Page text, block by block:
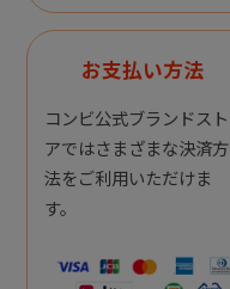
お支払い方法
コンビ公式ブランドスト
アではさまざまな決済方
法をご利用いただけま
す。